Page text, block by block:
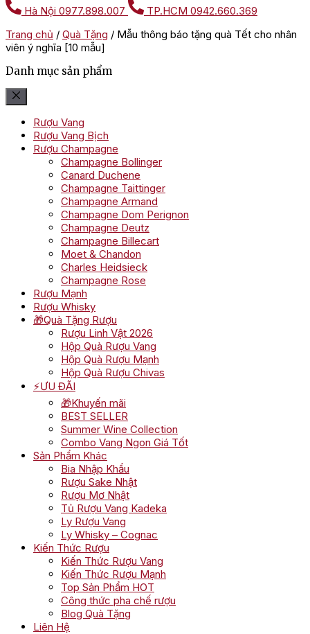
Hà Nội 0977.898.007 TP.HCM 0942.660.369
Trang chủ / Quà Tặng / Mẫu thông báo tặng quà Tết cho nhân
viên ý nghĩa [10 mẫu]
Danh mục sản phẩm
Rượu Vang
Rượu Vang Bịch
Rượu Champagne
Champagne Bollinger
Canard Duchene
Champagne Taittinger
Champagne Armand
Champagne Dom Perignon
Champagne Deutz
Champagne Billecart
Moet & Chandon
Charles Heidsieck
Champagne Rose
Rượu Mạnh
Rượu Whisky
🎁Quà Tặng Rượu
Rượu Linh Vật 2026
Hộp Quà Rượu Vang
Hộp Quà Rượu Mạnh
Hộp Quà Rượu Chivas
⚡ƯU ĐÃI
🎁Khuyến mãi
BEST SELLER
Summer Wine Collection
Combo Vang Ngon Giá Tốt
Sản Phẩm Khác
Bia Nhập Khẩu
Rượu Sake Nhật
Rượu Mơ Nhật
Tủ Rượu Vang Kadeka
Ly Rượu Vang
Ly Whisky – Cognac
Kiến Thức Rượu
Kiến Thức Rượu Vang
Kiến Thức Rượu Mạnh
Top Sản Phẩm HOT
Công thức pha chế rượu
Blog Quà Tặng
Liên Hệ